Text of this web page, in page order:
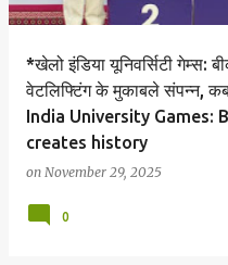
*खेलो इंडिया यूनिवर्सिटी गेम्स:
वेटलिफ्टिंग के मुकाबले संपन्न,
India University Games:
creates history
on November 29, 2025
0